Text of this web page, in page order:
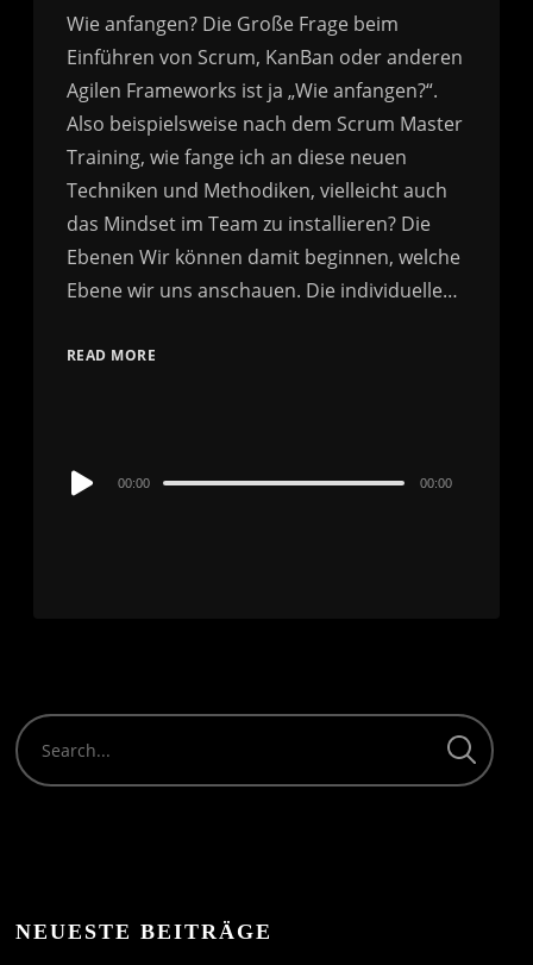
Wie anfangen? Die Große Frage beim
Einführen von Scrum, KanBan oder anderen
Agilen Frameworks ist ja „Wie anfangen?“.
Also beispielsweise nach dem Scrum Master
Training, wie fange ich an diese neuen
Techniken und Methodiken, vielleicht auch
das Mindset im Team zu installieren? Die
Ebenen Wir können damit beginnen, welche
Ebene wir uns anschauen. Die individuelle…
READ MORE
Audio
00:00 00:00
NEUESTE BEITRÄGE